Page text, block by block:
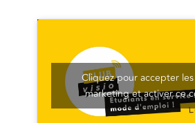
Cliquez pour accepter
marketing et activer ce